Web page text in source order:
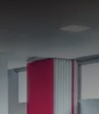
zum Schwimmbad.
Autos in den Saal zu